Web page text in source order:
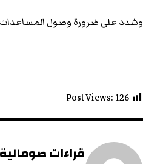
وشدد على ضرورة وصول المساعدات
Post Views: 126
قراءات صومالية